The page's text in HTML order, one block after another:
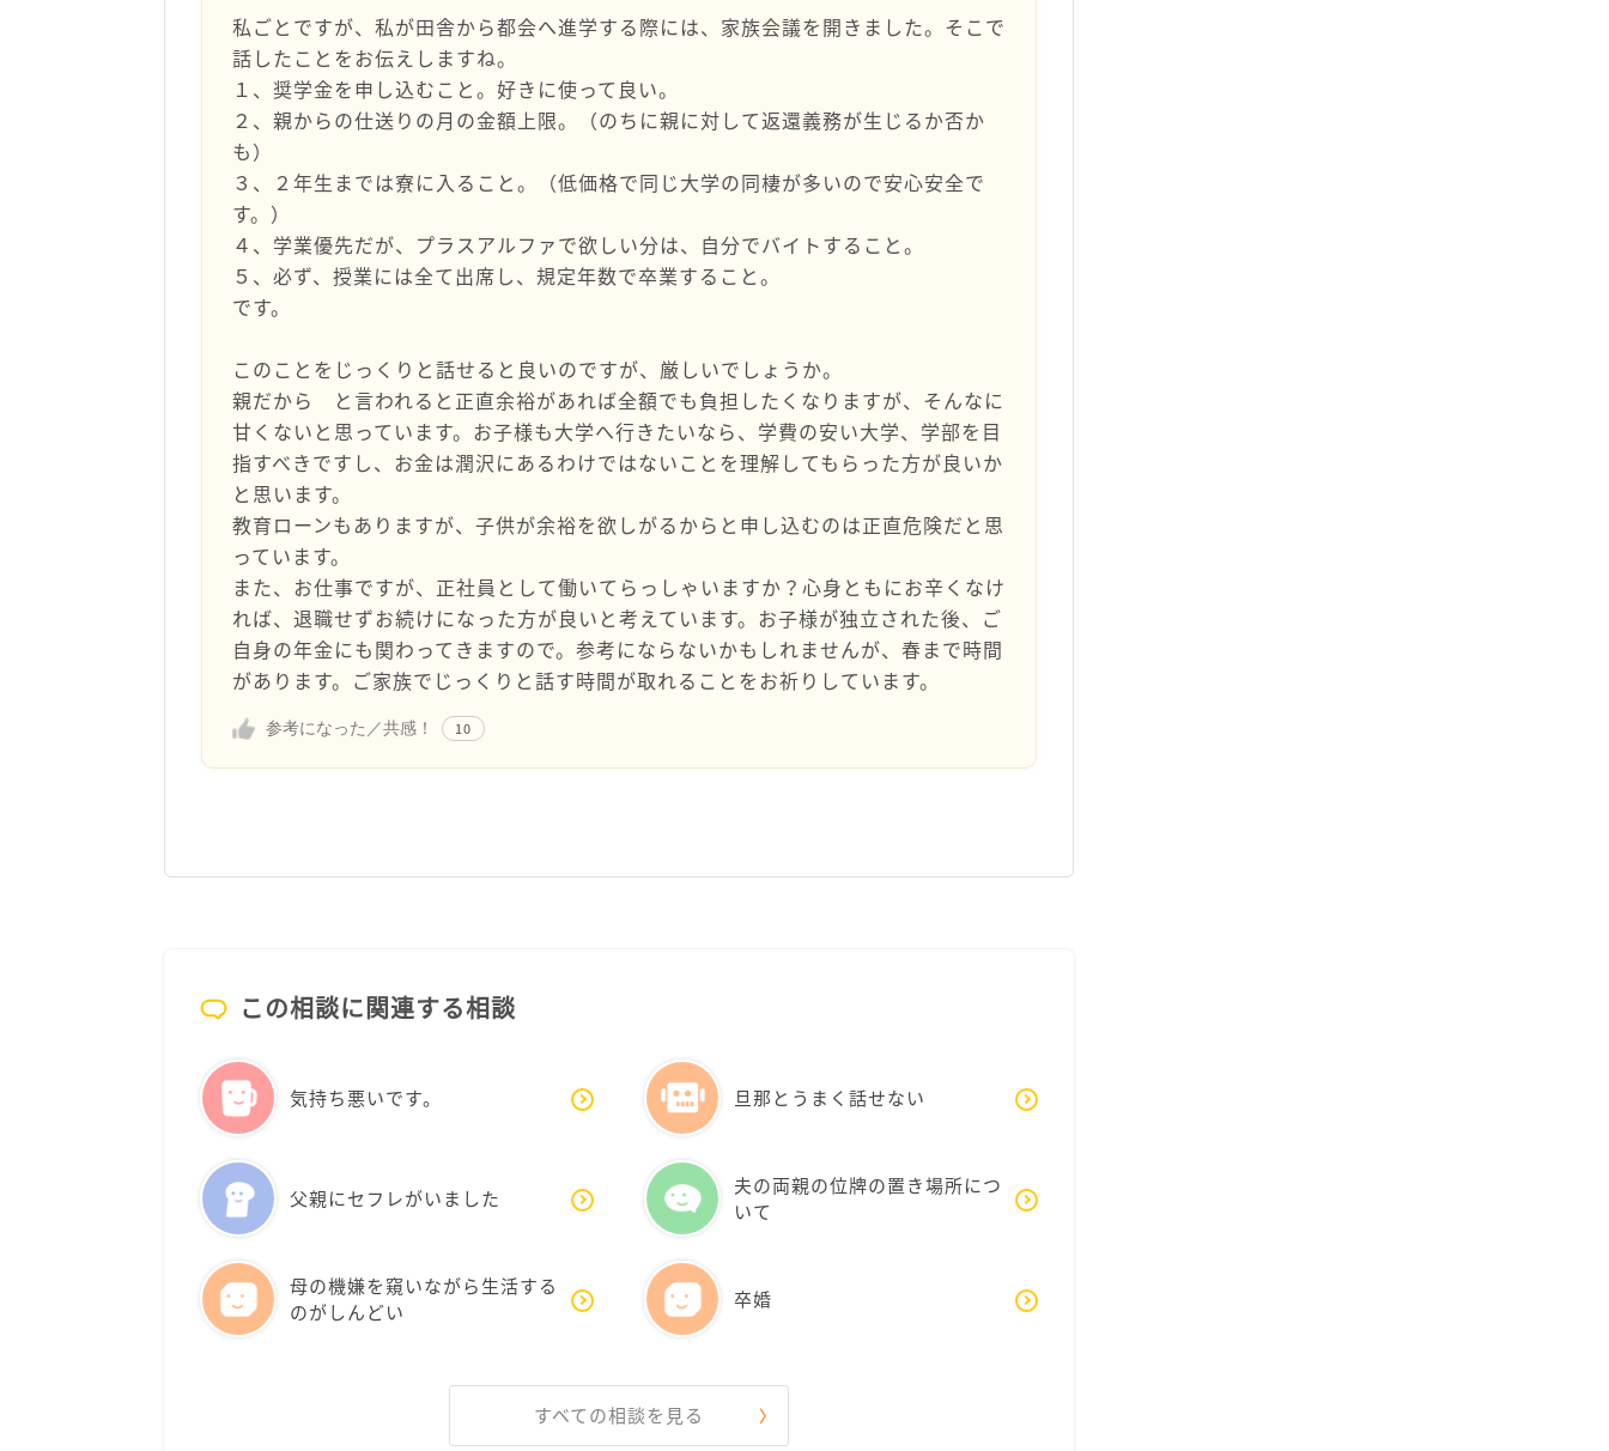
私ごとですが、私が田舎から都会へ進学する際には、家族会議を開きました。そこで
話したことをお伝えしますね。
１、奨学金を申し込むこと。好きに使って良い。
２、親からの仕送りの月の金額上限。（のちに親に対して返還義務が生じるか否か
も）
３、２年生までは寮に入ること。（低価格で同じ大学の同棲が多いので安心安全で
す。）
４、学業優先だが、プラスアルファで欲しい分は、自分でバイトすること。
５、必ず、授業には全て出席し、規定年数で卒業すること。
です。
このことをじっくりと話せると良いのですが、厳しいでしょうか。
親だから と言われると正直余裕があれば全額でも負担したくなりますが、そんなに
甘くないと思っています。お子様も大学へ行きたいなら、学費の安い大学、学部を目
指すべきですし、お金は潤沢にあるわけではないことを理解してもらった方が良いか
と思います。
教育ローンもありますが、子供が余裕を欲しがるからと申し込むのは正直危険だと思
っています。
また、お仕事ですが、正社員として働いてらっしゃいますか？心身ともにお辛くなけ
れば、退職せずお続けになった方が良いと考えています。お子様が独立された後、ご
自身の年金にも関わってきますので。参考にならないかもしれませんが、春まで時間
があります。ご家族でじっくりと話す時間が取れることをお祈りしています。
参考になった／共感！ 10
この相談に関連する相談
気持ち悪いです。 旦那とうまく話せない
父親にセフレがいました
夫の両親の位牌の置き場所につ
いて
母の機嫌を窺いながら生活する
のがしんどい
卒婚
すべての相談を見る